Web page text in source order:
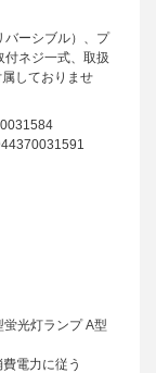
バーシブル）、プ
付ネジ一式、取扱
しておりませ
光灯ランプ A型
電力に従う